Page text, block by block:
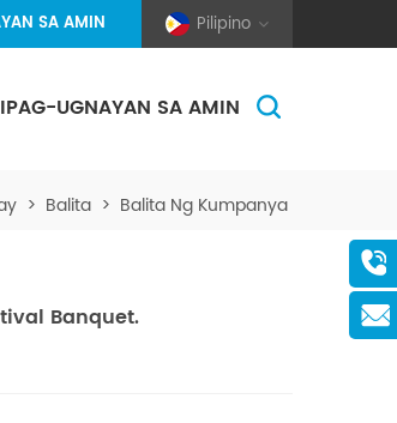
Pilipino
SA AMIN
UGNAYAN SA AMIN
> Balita > Balita Ng Kumpanya
Banquet.